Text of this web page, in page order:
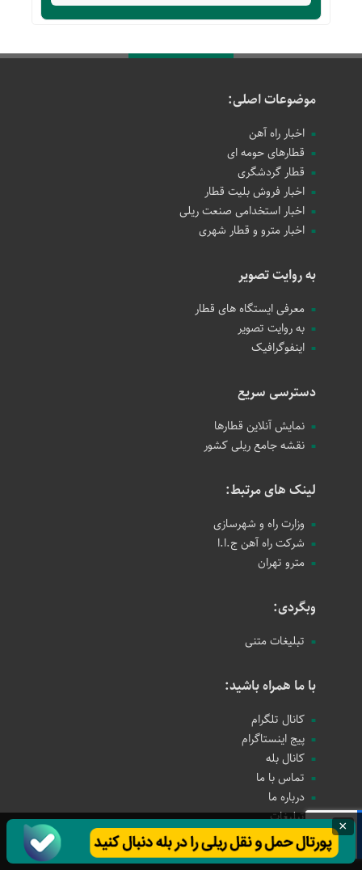
موضوعات اصلی:
اخبار راه آهن
قطارهای حومه ای
قطار گردشگری
اخبار فروش بلیت قطار
اخبار استخدامی صنعت ریلی
اخبار مترو و قطار شهری
به روایت تصویر
معرفی ایستگاه های قطار
به روایت تصویر
اینفوگرافیک
دسترسی سریع
نمایش آنلاین قطارها
نقشه جامع ریلی کشور
لینک های مرتبط:
وزارت راه و شهرسازی
شرکت راه آهن ج.ا.ا
مترو تهران
وبگردی:
تبلیغات متنی
با ما همراه باشید:
کانال تلگرام
پیج اینستاگرام
کانال بله
تماس با ما
درباره ما
تبلیغات
×